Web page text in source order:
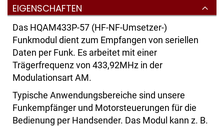
EIGENSCHAFTEN
Das HQAM433P-57 (HF-NF-Umsetzer-)
Funkmodul dient zum Empfangen von seriellen
Daten per Funk. Es arbeitet mit einer
Trägerfrequenz von 433,92MHz in der
Modulationsart AM.
Typische Anwendungsbereiche sind unsere
Funkempfänger und Motorsteuerungen für die
Bedienung per Handsender. Das Modul kann z. B.